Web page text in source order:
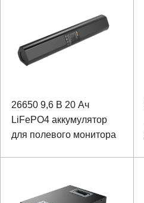
26650 9,6 В 20 Ач
LiFePO4 аккумулятор
для полевого монитора